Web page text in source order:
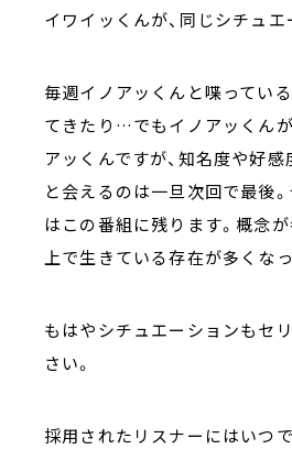
イワイッくんが、同じシチュ
毎週イノアッくんと喋ってい
てきたり…でもイノアッくん
アッくんですが、知名度や好
と会えるのは一旦次回で最後
はこの番組に残ります。概念
上で生きている存在が多くな
もはやシチュエーションもセ
さい。
採用されたリスナーにはいつ